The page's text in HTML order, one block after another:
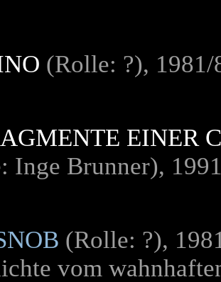
(Rolle: ?),
EINER
Inge Brunner),
(Rolle: ?),
vom